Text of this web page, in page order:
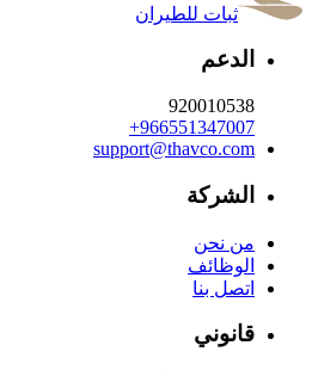
ثبات للطيران
الدعم
920010538
+966551347007
support@thavco.com
الشركة
من نحن
الوظائف
اتصل بنا
قانوني